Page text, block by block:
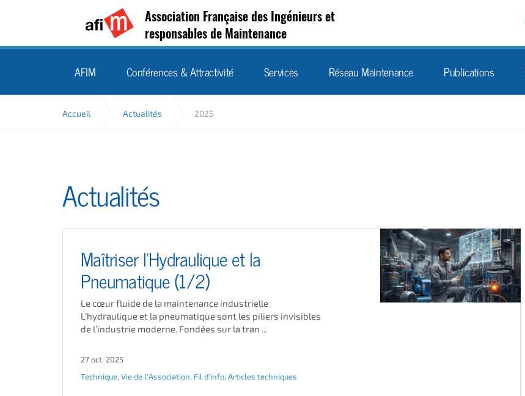
Association Française des Ingénieurs et
responsables de Maintenance
AFIM Conférences & Attractivité Services Réseau Maintenance Publications
Accueil Actualités 2025
Actualités
Maîtriser l’Hydraulique et la
Pneumatique (1/2)
Le cœur fluide de la maintenance industrielle
L’hydraulique et la pneumatique sont les piliers invisibles
de l’industrie moderne. Fondées sur la tran ...
27 oct. 2025
Technique, Vie de l'Association, Fil d'info, Articles techniques